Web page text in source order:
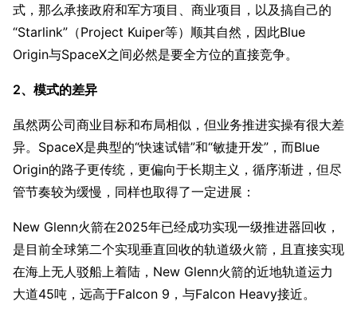
式，那么承接政府和军方项目、商业项目，以及搞自己的
“Starlink”（Project Kuiper等）顺其自然，因此Blue
Origin与SpaceX之间必然是要全方位的直接竞争。
2、模式的差异
虽然两公司商业目标和布局相似，但业务推进实操有很大差
异。SpaceX是典型的“快速试错”和“敏捷开发”，而Blue
Origin的路子更传统，更偏向于长期主义，循序渐进，但尽
管节奏较为缓慢，同样也取得了一定进展：
New Glenn火箭在2025年已经成功实现一级推进器回收，
是目前全球第二个实现垂直回收的轨道级火箭，且直接实现
在海上无人驳船上着陆，New Glenn火箭的近地轨道运力
大道45吨，远高于Falcon 9，与Falcon Heavy接近。